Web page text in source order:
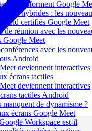
transforment Google
hybrides : les
certifiés Google Meet
de réunion avec les
Google Meet
avec les
Android
deviennent interactives
écrans tactiles
deviennent interactives
tactiles Android
de dynamisme ?
écrans Google Meet
Workspace est-il